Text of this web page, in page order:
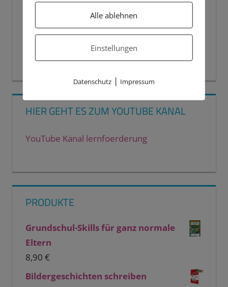
HIER GEHT ES ZUM YOUTUBE KANAL
YouTube Kanal lernfoerderung
PRODUKTE
Grundschul-Skills für ganz normale
Eltern
8,90 €
Bildergeschichten schreiben
Alle ablehnen
Einstellungen
Datenschutz| Impressum